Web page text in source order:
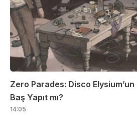
Zero Parades: Disco
Baş Yapıt mı?
14:05